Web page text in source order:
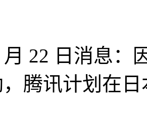
月 22 日消息：
腾讯计划在